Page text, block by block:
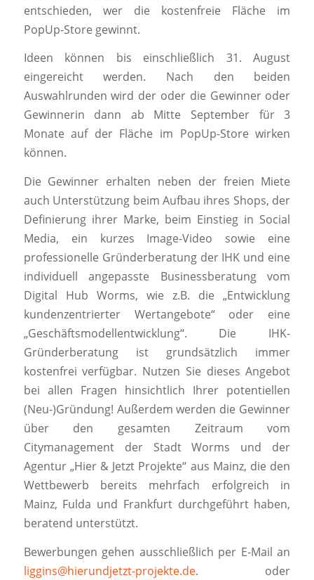
entschieden, wer die kostenfreie Fläche im
PopUp-Store gewinnt.
Ideen können bis einschließlich 31. August
eingereicht werden. Nach den beiden
Auswahlrunden wird der oder die Gewinner oder
Gewinnerin dann ab Mitte September für 3
Monate auf der Fläche im PopUp-Store wirken
können.
Die Gewinner erhalten neben der freien Miete
auch Unterstützung beim Aufbau ihres Shops, der
Definierung ihrer Marke, beim Einstieg in Social
Media, ein kurzes Image-Video sowie eine
professionelle Gründerberatung der IHK und eine
individuell angepasste Businessberatung vom
Digital Hub Worms, wie z.B. die „Entwicklung
kundenzentrierter Wertangebote“ oder eine
„Geschäftsmodellentwicklung“. Die IHK-
Gründerberatung ist grundsätzlich immer
kostenfrei verfügbar. Nutzen Sie dieses Angebot
bei allen Fragen hinsichtlich Ihrer potentiellen
(Neu-)Gründung! Außerdem werden die Gewinner
über den gesamten Zeitraum vom
Citymanagement der Stadt Worms und der
Agentur „Hier & Jetzt Projekte“ aus Mainz, die den
Wettbewerb bereits mehrfach erfolgreich in
Mainz, Fulda und Frankfurt durchgeführt haben,
beratend unterstützt.
Bewerbungen gehen ausschließlich per E-Mail an
liggins@hierundjetzt-projekte.de. oder